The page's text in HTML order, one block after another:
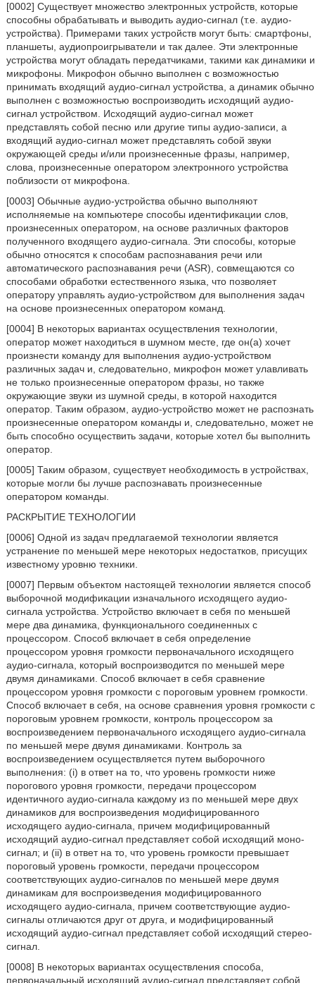
[0002] Существует множество электронных устройств, которые
способны обрабатывать и выводить аудио-сигнал (т.е. аудио-
устройства). Примерами таких устройств могут быть: смартфоны,
планшеты, аудиопроигрыватели и так далее. Эти электронные
устройства могут обладать передатчиками, такими как динамики и
микрофоны. Микрофон обычно выполнен с возможностью
принимать входящий аудио-сигнал устройства, а динамик обычно
выполнен с возможностью воспроизводить исходящий аудио-
сигнал устройством. Исходящий аудио-сигнал может
представлять собой песню или другие типы аудио-записи, а
входящий аудио-сигнал может представлять собой звуки
окружающей среды и/или произнесенные фразы, например,
слова, произнесенные оператором электронного устройства
поблизости от микрофона.
[0003] Обычные аудио-устройства обычно выполняют
исполняемые на компьютере способы идентификации слов,
произнесенных оператором, на основе различных факторов
полученного входящего аудио-сигнала. Эти способы, которые
обычно относятся к способам распознавания речи или
автоматического распознавания речи (ASR), совмещаются со
способами обработки естественного языка, что позволяет
оператору управлять аудио-устройством для выполнения задач
на основе произнесенных оператором команд.
[0004] В некоторых вариантах осуществления технологии,
оператор может находиться в шумном месте, где он(а) хочет
произнести команду для выполнения аудио-устройством
различных задач и, следовательно, микрофон может улавливать
не только произнесенные оператором фразы, но также
окружающие звуки из шумной среды, в которой находится
оператор. Таким образом, аудио-устройство может не распознать
произнесенные оператором команды и, следовательно, может не
быть способно осуществить задачи, которые хотел бы выполнить
оператор.
[0005] Таким образом, существует необходимость в устройствах,
которые могли бы лучше распознавать произнесенные
оператором команды.
РАСКРЫТИЕ ТЕХНОЛОГИИ
[0006] Одной из задач предлагаемой технологии является
устранение по меньшей мере некоторых недостатков, присущих
известному уровню техники.
[0007] Первым объектом настоящей технологии является способ
выборочной модификации изначального исходящего аудио-
сигнала устройства. Устройство включает в себя по меньшей
мере два динамика, функционального соединенных с
процессором. Способ включает в себя определение
процессором уровня громкости первоначального исходящего
аудио-сигнала, который воспроизводится по меньшей мере
двумя динамиками. Способ включает в себя сравнение
процессором уровня громкости с пороговым уровнем громкости.
Способ включает в себя, на основе сравнения уровня громкости с
пороговым уровнем громкости, контроль процессором за
воспроизведением первоначального исходящего аудио-сигнала
по меньшей мере двумя динамиками. Контроль за
воспроизведением осуществляется путем выборочного
выполнения: (i) в ответ на то, что уровень громкости ниже
порогового уровня громкости, передачи процессором
идентичного аудио-сигнала каждому из по меньшей мере двух
динамиков для воспроизведения модифицированного
исходящего аудио-сигнала, причем модифицированный
исходящий аудио-сигнал представляет собой исходящий моно-
сигнал; и (ii) в ответ на то, что уровень громкости превышает
пороговый уровень громкости, передачи процессором
соответствующих аудио-сигналов по меньшей мере двумя
динамикам для воспроизведения модифицированного
исходящего аудио-сигнала, причем соответствующие аудио-
сигналы отличаются друг от друга, и модифицированный
исходящий аудио-сигнал представляет собой исходящий стерео-
сигнал.
[0008] В некоторых вариантах осуществления способа,
первоначальный исходящий аудио-сигнал представляет собой